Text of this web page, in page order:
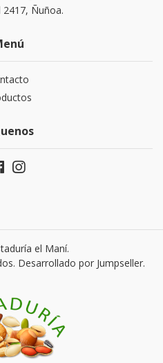
2417, Ñuñoa.
el Maní.
Desarrollado por Jumpseller.